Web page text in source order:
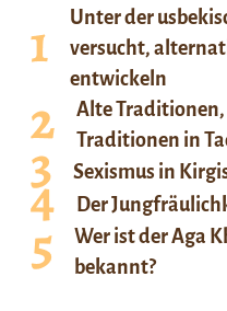
Unter der
versucht,
entwickeln
Alte Traditionen,
Traditionen in
Sexismus in
Der
Wer ist der Aga
bekannt?